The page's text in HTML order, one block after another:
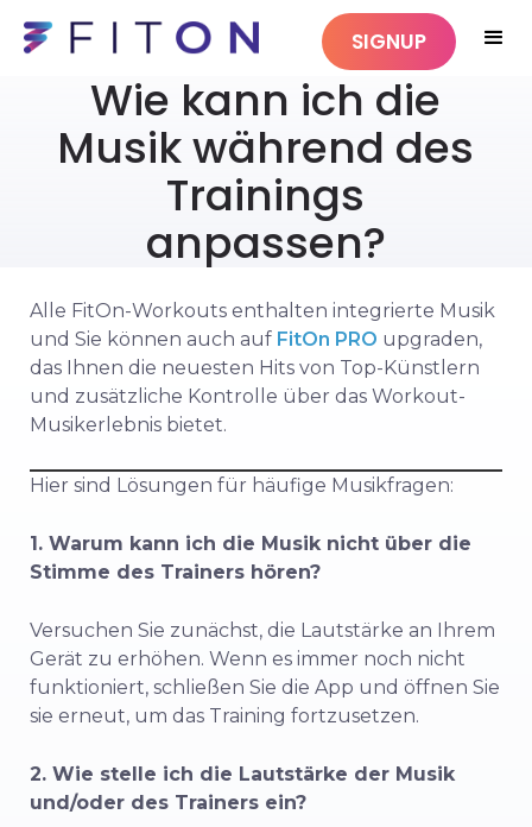
SIGNUP
Wie kann ich die
Musik während des
Trainings
anpassen?
Alle FitOn-Workouts enthalten integrierte Musik
und Sie können auch auf FitOn PRO upgraden,
das Ihnen die neuesten Hits von Top-Künstlern
und zusätzliche Kontrolle über das Workout-
Musikerlebnis bietet.
Hier sind Lösungen für häufige Musikfragen:
1. Warum kann ich die Musik nicht über die
Stimme des Trainers hören?
Versuchen Sie zunächst, die Lautstärke an Ihrem
Gerät zu erhöhen. Wenn es immer noch nicht
funktioniert, schließen Sie die App und öffnen Sie
sie erneut, um das Training fortzusetzen.
2. Wie stelle ich die Lautstärke der Musik
und/oder des Trainers ein?